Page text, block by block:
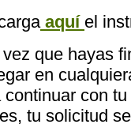
aquí el
que hayas
en
continuar con
tu solicitud